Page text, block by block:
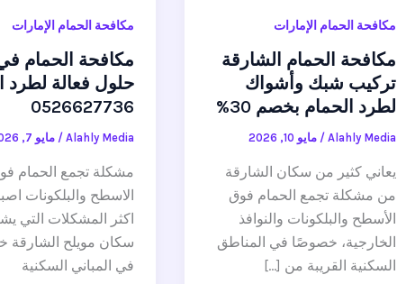
مكافحة الحمام الإمارات
مكافحة الحمام الشارقة
تركيب شبك وأشواك
لطرد الحمام بخصم 30%
Alahly Media
/ مايو 10, 2026
يعاني كثير من سكان الشارقة
من مشكلة تجمع الحمام فوق
الأسطح والبلكونات والنوافذ
الخارجية، خصوصًا في المناطق
السكنية القريبة من […]
مكافحة الحمام الإمارات
مكافحة الحمام
حلول فعالة لطرد
0526627736
Alahly Media
/ مايو 7, 2026
مشكلة تجمع الحمام
الاسطح والبلكونات
اكثر المشكلات التي
سكان مويلح الشارقة
في المباني السكنية